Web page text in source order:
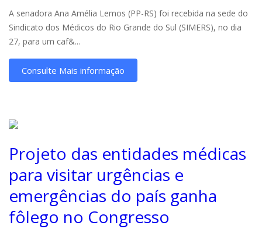
A senadora Ana Amélia Lemos (PP-RS) foi recebida na sede do
Sindicato dos Médicos do Rio Grande do Sul (SIMERS), no dia
27, para um caf&...
Consulte Mais informação
Projeto das entidades médicas
para visitar urgências e
emergências do país ganha
fôlego no Congresso